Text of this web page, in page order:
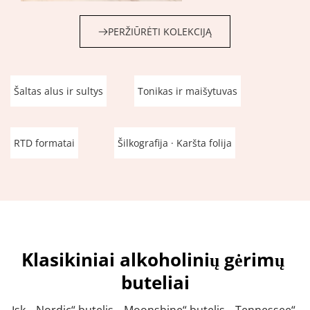
PERŽIŪRĖTI KOLEKCIJĄ
Šaltas alus ir sultys Tonikas ir maišytuvas
RTD formatai Šilkografija · Karšta folija
Klasikiniai alkoholinių gėrimų
buteliai